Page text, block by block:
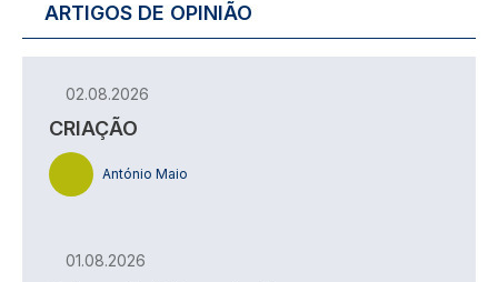
ARTIGOS DE OPINIÃO
02.08.2026
CRIAÇÃO
António Maio
01.08.2026